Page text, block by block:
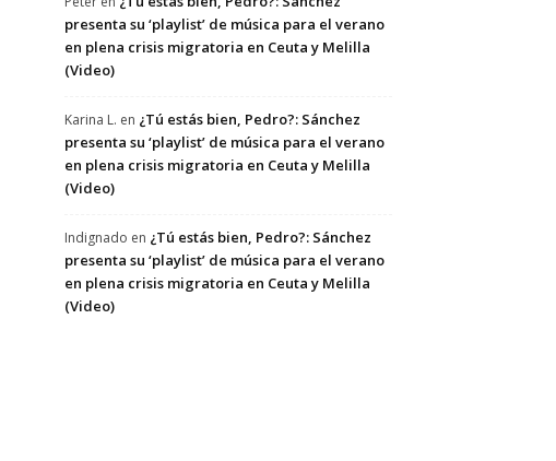
presenta su ‘playlist’ de música para el verano
en plena crisis migratoria en Ceuta y Melilla
(Video)
Karina L. en ¿Tú estás bien, Pedro?: Sánchez
presenta su ‘playlist’ de música para el verano
en plena crisis migratoria en Ceuta y Melilla
(Video)
Indignado en ¿Tú estás bien, Pedro?: Sánchez
presenta su ‘playlist’ de música para el verano
en plena crisis migratoria en Ceuta y Melilla
(Video)